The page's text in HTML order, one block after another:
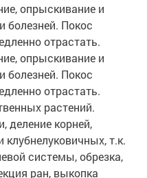
опрыскивание и
болезней. Покос
отрастать.
опрыскивание и
болезней. Покос
отрастать.
растений.
деление корней,
т.к.
системы, обрезка,
ран, выкопка